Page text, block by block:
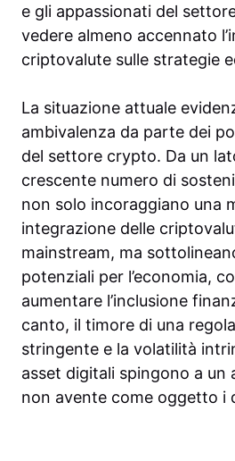
e gli appassionati del
vedere almeno accennato
criptovalute sulle strategie
La situazione attuale
ambivalenza da parte dei
del settore crypto. Da un
crescente numero di
non solo incoraggiano una
integrazione delle
mainstream, ma
potenziali per l’economia,
aumentare l’inclusione
canto, il timore di una
stringente e la volatilità
asset digitali spingono a un
non avente come oggetto i